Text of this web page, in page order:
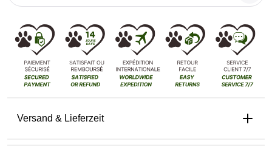
Versand & Lieferzeit